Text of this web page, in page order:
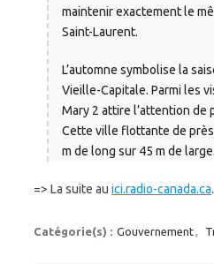
maintenir exactement le
Saint-Laurent.
L’automne symbolise la
Vieille-Capitale. Parmi les
Mary 2 attire l’attention de
Cette ville flottante de
m de long sur 45 m de large.
=> La suite au ici.radio-canada.ca.
Catégorie(s) : Gouvernement,